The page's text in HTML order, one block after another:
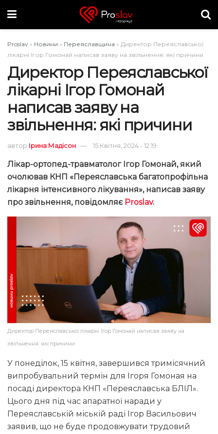
Proslav » Новини » Переяславщина » Директор Переяславської
лікарні Ігор Гомонай написав заяву на звільнення: які причини
Директор Переяславської
лікарні Ігор Гомонай
написав заяву на
звільнення: які причини
автор Ірина Мадісон 15 Квітня, 2024 - 12:19
Лікар-ортопед-травматолог Ігор Гомонай, який
очолював КНП «Переяславська багатопрофільна
лікарня інтенсивного лікування», написав заяву
про звільнення, повідомляє Proslav.
Директор Переяславської лікарні Ігор Гомонай написав заяву на
звільнення: які причини
У понеділок, 15 квітня, завершився тримісячний
випробувальний термін для Ігоря Гомоная на
посаді директора КНП «Переяславська БЛІЛ».
Цього дня під час апаратної наради у
Переяславській міській раді Ігор Васильович
заявив, що не буде продовжувати трудовий